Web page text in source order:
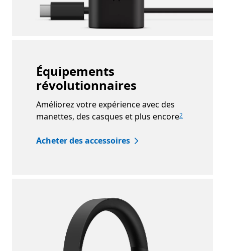
Équipements
révolutionnaires
Améliorez votre expérience avec des
manettes, des casques et plus encore2
Acheter des accessoires